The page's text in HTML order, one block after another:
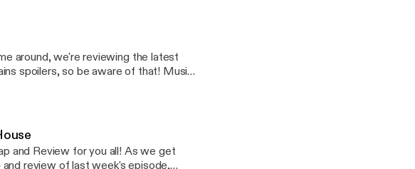
around, we're reviewing the latest
so be aware of that! Music
and Review for you all! As we get
review of last week's episode,